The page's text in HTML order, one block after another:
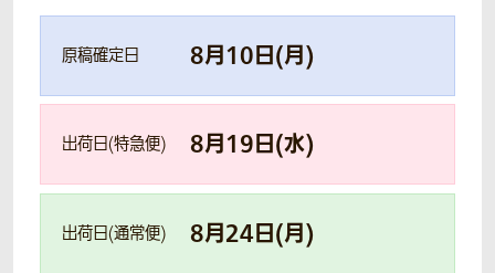
原稿確定日 8月10日(月)
出荷日(特急便) 8月19日(水)
出荷日(通常便) 8月24日(月)